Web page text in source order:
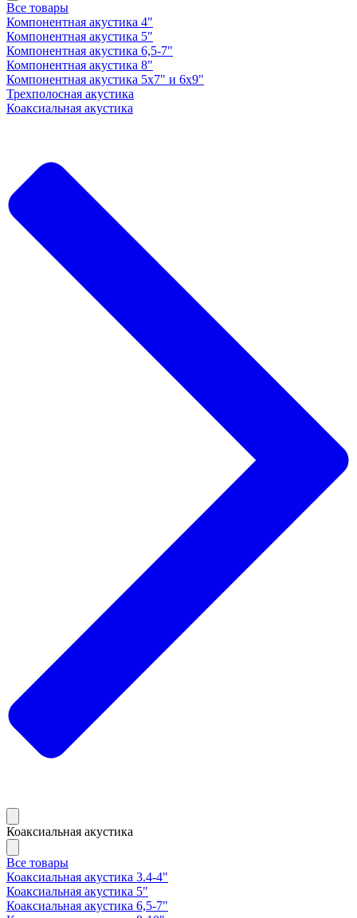
Все товары
Компонентная акустика 4"
Компонентная акустика 5"
Компонентная акустика 6,5-7"
Компонентная акустика 8"
Компонентная акустика 5х7" и 6х9"
Трехполосная акустика
Коаксиальная акустика
Коаксиальная акустика
Все товары
Коаксиальная акустика 3.4-4"
Коаксиальная акустика 5"
Коаксиальная акустика 6,5-7"